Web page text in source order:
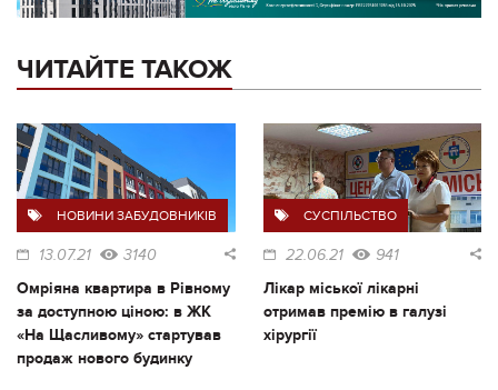
ЧИТАЙТЕ ТАКОЖ
НОВИНИ ЗАБУДОВНИКІВ
13.07.21 3140
Омріяна квартира в Рівному
за доступною ціною: в ЖК
«На Щасливому» стартував
продаж нового будинку
СУСПІЛЬСТВО
22.06.21 941
Лікар міської лікарні
отримав премію в галузі
хірургії